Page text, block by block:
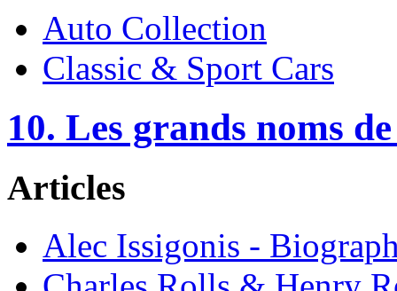
Auto Collection
Classic & Sport Cars
10. Les grands noms
Articles
Alec Issigonis -